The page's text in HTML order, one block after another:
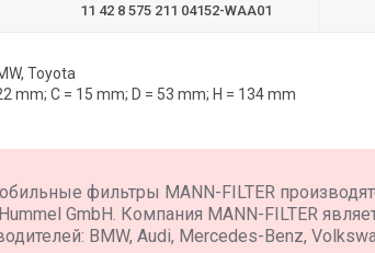
11 42 8 575 211 04152-WAA01
Toyota
mm; C = 15 mm; D = 53 mm; H = 134 mm
фильтры MANN-FILTER
GmbH. Компания MANN-FILTER
BMW, Audi, Mercedes-Benz,